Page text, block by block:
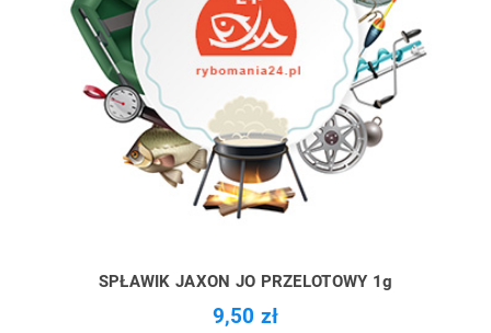
SPŁAWIK JAXON JO PRZELOTOWY 1g
9,50 zł